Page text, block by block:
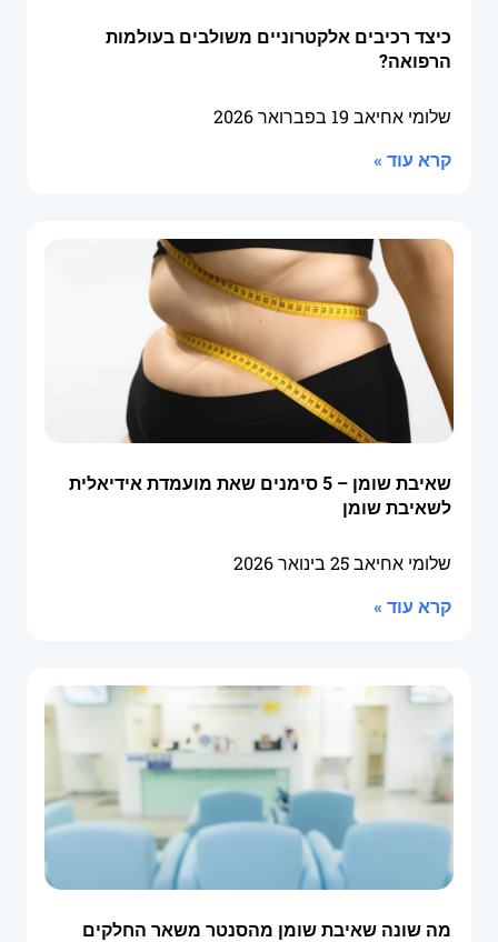
כיצד רכיבים אלקטרוניים משולבים בעולמות
הרפואה?
שלומי אחיאב 19 בפברואר 2026
קרא עוד »
שאיבת שומן – 5 סימנים שאת מועמדת אידיאלית
לשאיבת שומן
שלומי אחיאב25 בינואר 2026
קרא עוד »
מה שונה שאיבת שומן מהסנטר משאר החלקים